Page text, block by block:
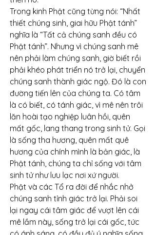
Trong kinh Phật cũng từng nói: “Nhất
thiết chúng sinh, giai hữu Phật tánh”
nghĩa là “Tất cả chúng sanh đều có
Phật tánh”. Nhưng vì chúng sanh mê
nên phải làm chúng sanh, giờ biết rồi
phải khéo phát triển nó trở lại, chuyển
chúng sanh thành giác ngộ. Đó là con
đường tiến lên của chúng ta. Có tâm
là có biết, có tánh giác, vì mê nên trôi
lăn hoài tạo nghiệp luân hồi, quên
mất gốc, lang thang trong sinh tử. Gọi
là sống tha hương, quên mất quê
hương của chính mình là bản giác, là
Phật tánh, chúng ta chỉ sống với tâm
sinh tử như lưu lạc nơi xứ người.
Phật và các Tổ ra đời để nhắc nhở
chúng sanh tỉnh giác trở lại. Phải soi
lại ngay cái tâm giác để vượt lên cái
mê lầm này, sống trở lại cái gốc, tức